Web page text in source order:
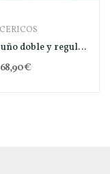
Camisa con puño doble y regular fit
68,90 €